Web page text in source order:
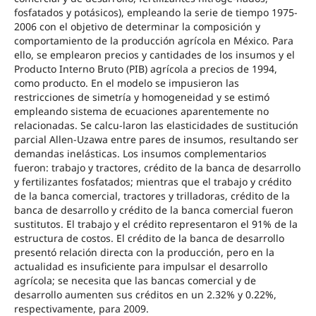
fosfatados y potásicos), empleando la serie de tiempo 1975-
2006 con el objetivo de determinar la composición y
comportamiento de la producción agrícola en México. Para
ello, se emplearon precios y cantidades de los insumos y el
Producto Interno Bruto (PIB) agrícola a precios de 1994,
como producto. En el modelo se impusieron las
restricciones de simetría y homogeneidad y se estimó
empleando sistema de ecuaciones aparentemente no
relacionadas. Se calcu-laron las elasticidades de sustitución
parcial Allen-Uzawa entre pares de insumos, resultando ser
demandas inelásticas. Los insumos complementarios
fueron: trabajo y tractores, crédito de la banca de desarrollo
y fertilizantes fosfatados; mientras que el trabajo y crédito
de la banca comercial, tractores y trilladoras, crédito de la
banca de desarrollo y crédito de la banca comercial fueron
sustitutos. El trabajo y el crédito representaron el 91% de la
estructura de costos. El crédito de la banca de desarrollo
presentó relación directa con la producción, pero en la
actualidad es insuficiente para impulsar el desarrollo
agrícola; se necesita que las bancas comercial y de
desarrollo aumenten sus créditos en un 2.32% y 0.22%,
respectivamente, para 2009.